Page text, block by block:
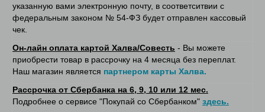
указанную вами электронную почту, в соответситвии с
федеральным законом № 54-ФЗ будет отправлен кассовый
чек.
Он-лайн оплата картой Халва/Совесть - Вы можете
приобрести товар в рассрочку на 4 месяца без переплат.
Наш магазин является партнером карты Халва.
Рассрочка от Сбербанка на 6, 9, 10 или 12 мес.
Подробнее о сервисе "Покупай со Сбербанком" здесь.